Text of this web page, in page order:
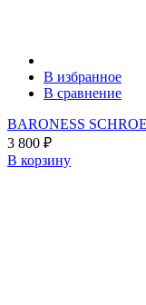
В избранное
В сравнение
BARONESS
3 800 ₽
В корзину